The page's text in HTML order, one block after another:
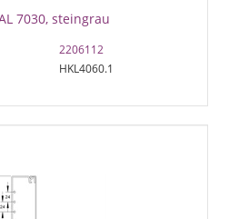
7030, steingrau
2206112
HKL4060.1